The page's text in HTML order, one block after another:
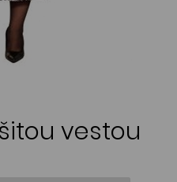
vestou